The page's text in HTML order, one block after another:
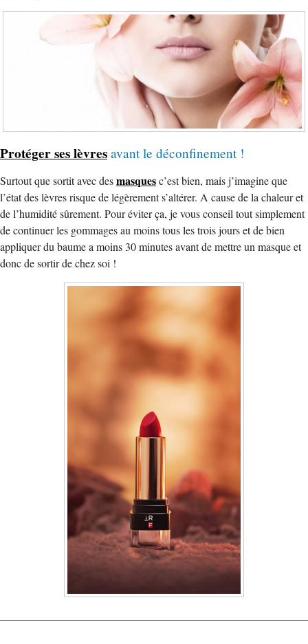
Protéger ses lèvres avant le déconfinement !
Surtout que sortit avec desmasquesc’est bien, mais j’imagine que
l’état des lèvres risque de légèrement s’altérer. A cause de la chaleur et
de l’humidité sûrement. Pour éviter ça, je vous conseil tout simplement
de continuer les gommages au moins tous les trois jours et de bien
appliquer du baume a moins 30 minutes avant de mettre un masque et
donc de sortir de chez soi !